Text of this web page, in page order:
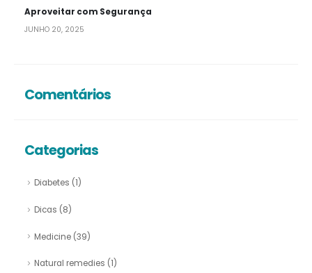
Aproveitar com Segurança
JUNHO 20, 2025
Comentários
Categorias
Diabetes (1)
Dicas (8)
Medicine(39)
Natural remedies (1)